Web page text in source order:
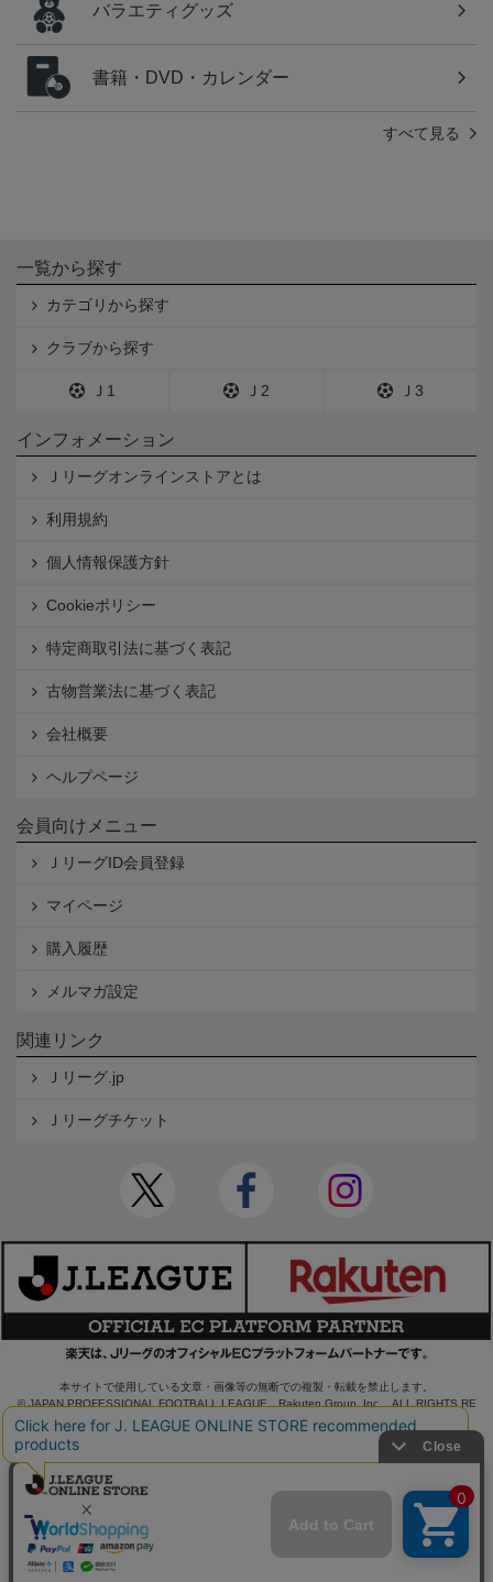
バラエティグッズ
書籍・DVD・カレンダー
すべて見る
一覧から探す
カテゴリから探す
クラブから探す
Ｊ1 Ｊ2 Ｊ3
インフォメーション
Ｊリーグオンラインストアとは
利用規約
個人情報保護方針
Cookieポリシー
特定商取引法に基づく表記
古物営業法に基づく表記
会社概要
ヘルプページ
会員向けメニュー
ＪリーグID会員登録
マイページ
購入履歴
メルマガ設定
関連リンク
Ｊリーグ.jp
Ｊリーグチケット
本サイトで使用している文章・画像等の無断での複製・転載を禁止します。
© JAPAN PROFESSIONAL FOOTBALL LEAGUE Rakuten Group, Inc. ALL RIGHTS RE
SERVED.